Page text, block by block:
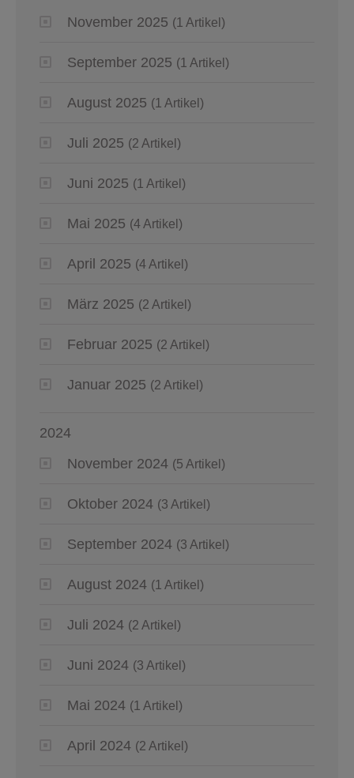
November 2025 (1 Artikel)
September 2025 (1 Artikel)
August 2025 (1 Artikel)
Juli 2025 (2 Artikel)
Juni 2025 (1 Artikel)
Mai 2025 (4 Artikel)
April 2025 (4 Artikel)
März 2025 (2 Artikel)
Februar 2025 (2 Artikel)
Januar 2025 (2 Artikel)
2024
November 2024 (5 Artikel)
Oktober 2024 (3 Artikel)
September 2024 (3 Artikel)
August 2024 (1 Artikel)
Juli 2024 (2 Artikel)
Juni 2024 (3 Artikel)
Mai 2024 (1 Artikel)
April 2024 (2 Artikel)